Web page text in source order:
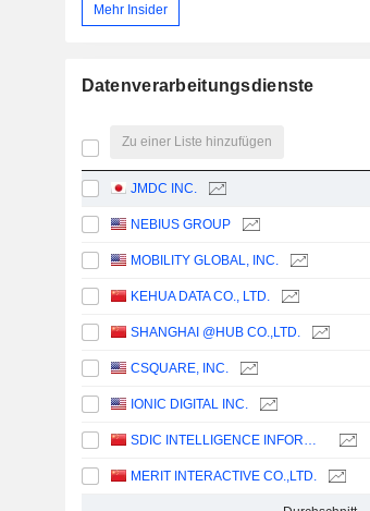
Mehr Insider
Datenverarbeitungsdienste
Zu einer Liste hinzufügen
JMDC INC.
NEBIUS GROUP
MOBILITY GLOBAL, INC.
KEHUA DATA CO., LTD.
SHANGHAI @HUB CO.,LTD.
CSQUARE, INC.
IONIC DIGITAL INC.
SDIC INTELLIGENCE INFORMATION TECHNOLOGY CO., LTD.
MERIT INTERACTIVE CO.,LTD.